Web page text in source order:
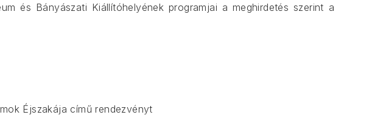
és Bányászati Kiállítóhelyének programjai a meghirdetés szerint a
Éjszakája című rendezvényt